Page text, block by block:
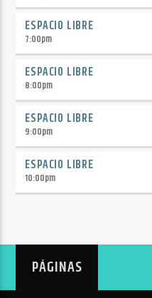
ESPACIO LIBRE
7:00pm
ESPACIO LIBRE
8:00pm
ESPACIO LIBRE
9:00pm
ESPACIO LIBRE
10:00pm
PÁGINAS